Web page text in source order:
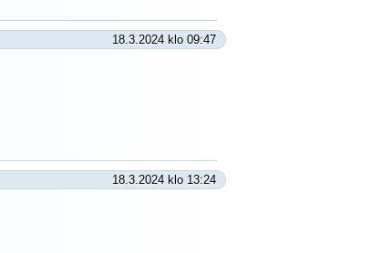
18.3.2024 klo 09:47
18.3.2024 klo 13:24